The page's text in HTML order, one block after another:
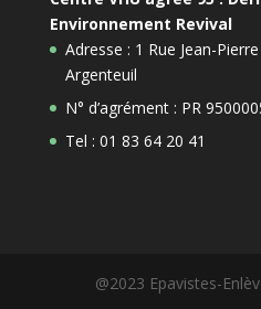
Environnement Revival
Adresse : 1 Rue Jean-
Argenteuil
N° d’agrément : PR
Tel : 01 83 64 20 41
@2023 Epavistes-